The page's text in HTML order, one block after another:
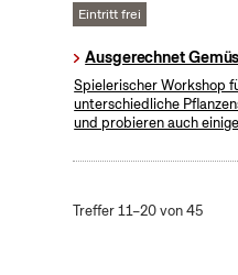
Eintritt frei
Ausgerechnet
Spielerischer Workshop
unterschiedliche
und probieren auch
Treffer 11–20 von 45